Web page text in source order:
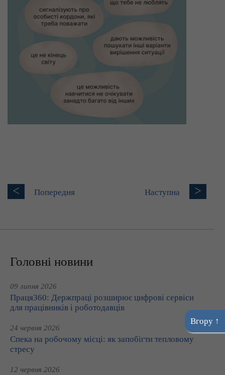
< Попередня Наступна >
Головні новини
09 липня 2026
Праця360: Держпраці розширює цифрові сервіси
для працівників і роботодавців
24 червня 2026
Спека на робочому місці: як запобігти тепловому
стресу
12 червня 2026
Вгору ↑